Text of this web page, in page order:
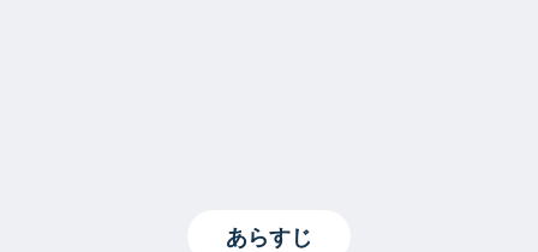
あらすじ